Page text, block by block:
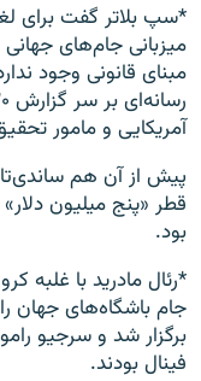
*سپ بلا‌تر گفت برای
مبنای قانونی وجود
آمریکایی و مامور
پیش از آن هم
قطر «پنج میلیون
بود.
*رئال مادرید با غلبه
جام باشگاه‌های جهان
برگزار شد و سرجیو
فینال بودند.